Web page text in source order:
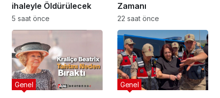
ihaleyle Öldürülecek
5 saat önce
Zamanı
22 saat önce
Genel Genel